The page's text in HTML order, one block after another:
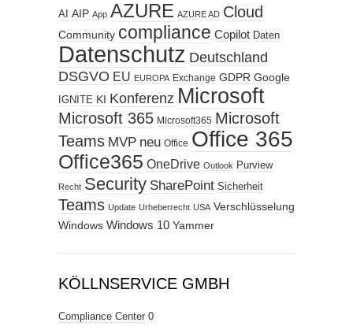
AI AIP App AZURE AZURE AD Cloud
Community compliance Copilot Daten
Datenschutz Deutschland
DSGVO EU EUROPA Exchange GDPR Google
IGNITE KI Konferenz Microsoft
Microsoft 365 Microsoft365 Microsoft
Teams MVP neu Office Office 365
Office365 OneDrive Outlook Purview
Recht Security SharePoint Sicherheit
Teams Update Urheberrecht USA Verschlüsselung
Windows Windows 10 Yammer
KÖLLNSERVICE GMBH
Compliance Center 0